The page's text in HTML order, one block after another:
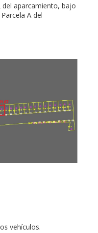
del aparcamiento, bajo
A del
vehículos.